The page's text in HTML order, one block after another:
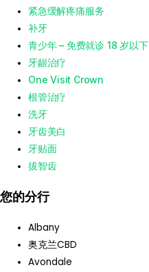
紧急缓解疼痛服务
补牙
青少年 – 免费就诊 18 岁以下
牙龈治疗
One Visit Crown
根管治疗
洗牙
牙齿美白
牙贴面
拔智齿
您的分行
Albany
奥克兰CBD
Avondale